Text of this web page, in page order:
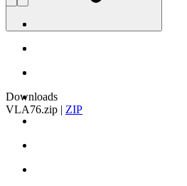
Downloads
VLA76.zip | ZIP